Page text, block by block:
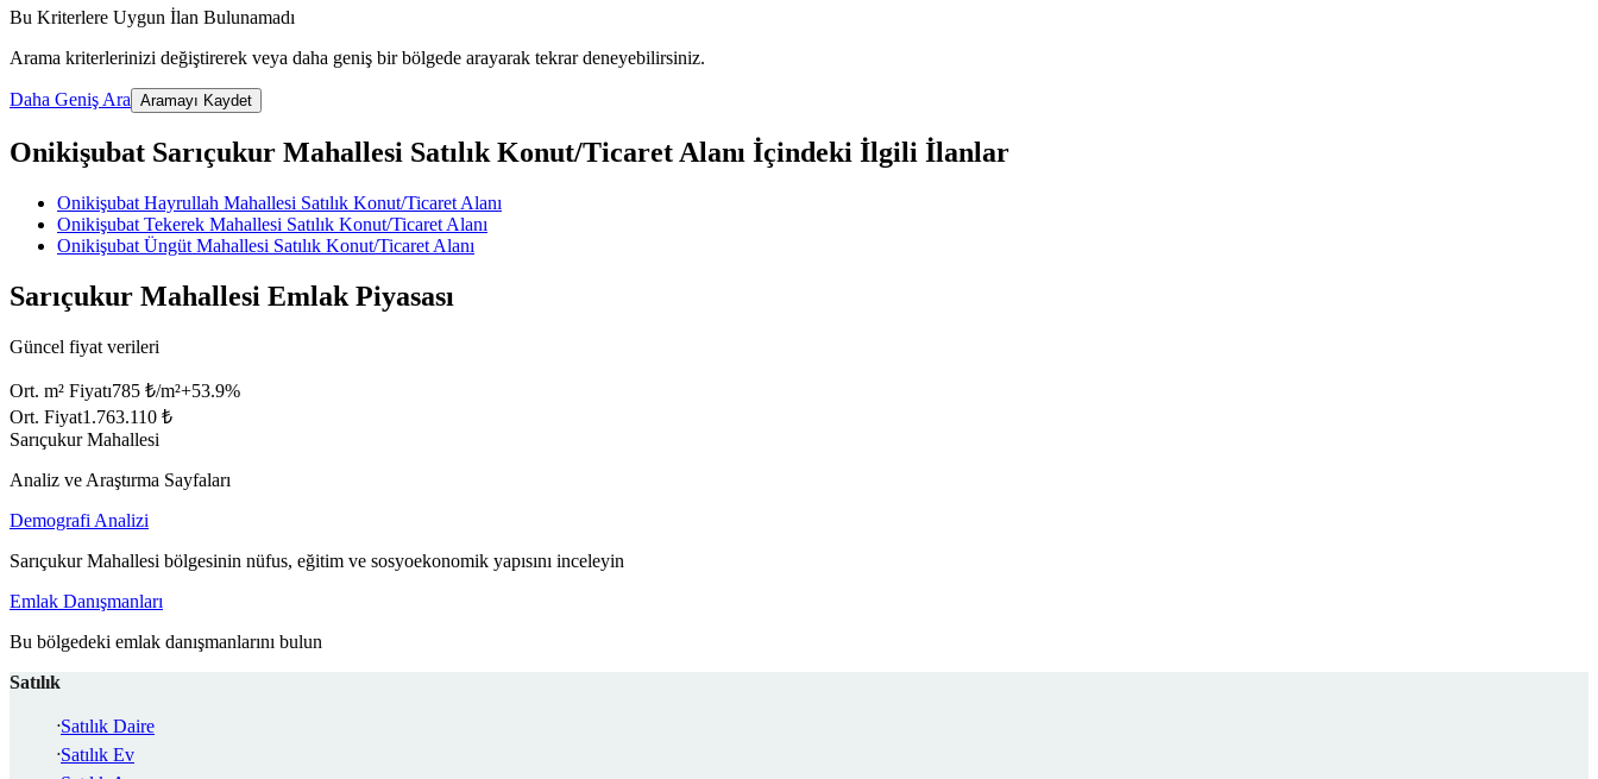
Bu Kriterlere Uygun İlan Bulunamadı
Arama kriterlerinizi değiştirerek veya daha geniş bir bölgede arayarak tekrar deneyebilirsiniz.
Daha Geniş Ara Aramayı Kaydet
Onikişubat Sarıçukur Mahallesi Satılık Konut/Ticaret Alanı İçindeki İlgili İlanlar
Onikişubat Hayrullah Mahallesi Satılık Konut/Ticaret Alanı
Onikişubat Tekerek Mahallesi Satılık Konut/Ticaret Alanı
Onikişubat Üngüt Mahallesi Satılık Konut/Ticaret Alanı
Sarıçukur Mahallesi Emlak Piyasası
Güncel fiyat verileri
Ort. m² Fiyatı785 ₺/m²+53.9%
Ort. Fiyat1.763.110 ₺
Sarıçukur Mahallesi
Analiz ve Araştırma Sayfaları
Demografi Analizi
Sarıçukur Mahallesi bölgesinin nüfus, eğitim ve sosyoekonomik yapısını inceleyin
Emlak Danışmanları
Bu bölgedeki emlak danışmanlarını bulun
Satılık
Satılık Daire
Satılık Ev